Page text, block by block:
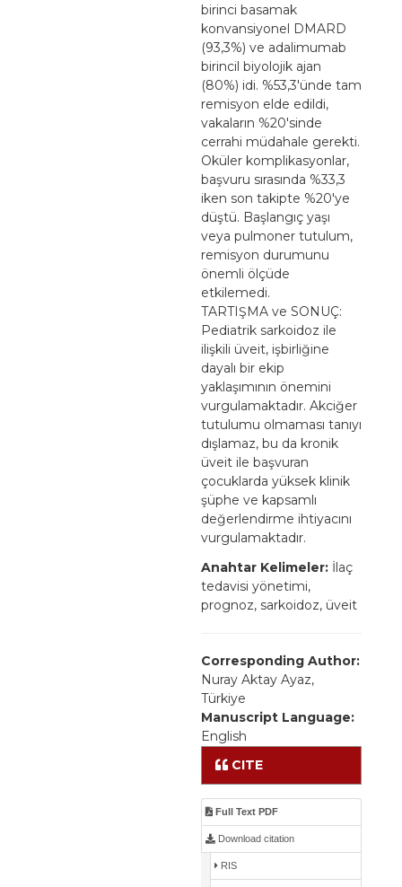
birinci basamak
konvansiyonel DMARD
(93,3%) ve adalimumab
birincil biyolojik ajan
(80%) idi. %53,3'ünde tam
remisyon elde edildi,
vakaların %20'sinde
cerrahi müdahale gerekti.
Oküler komplikasyonlar,
başvuru sırasında %33,3
iken son takipte %20'ye
düştü. Başlangıç yaşı
veya pulmoner tutulum,
remisyon durumunu
önemli ölçüde
etkilemedi.
TARTIŞMA ve SONUÇ:
Pediatrik sarkoidoz ile
ilişkili üveit, işbirliğine
dayalı bir ekip
yaklaşımının önemini
vurgulamaktadır. Akciğer
tutulumu olmaması tanıyı
dışlamaz, bu da kronik
üveit ile başvuran
çocuklarda yüksek klinik
şüphe ve kapsamlı
değerlendirme ihtiyacını
vurgulamaktadır.
Anahtar Kelimeler: İlaç
tedavisi yönetimi,
prognoz, sarkoidoz, üveit
Corresponding Author:
Nuray Aktay Ayaz,
Türkiye
Manuscript Language:
English
CITE
Full Text PDF
Download citation
RIS